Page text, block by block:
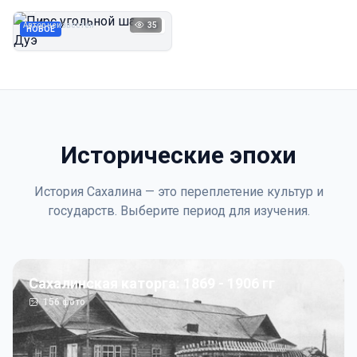
НОВОЕ 1923
Автор неизвестен 35
Исторические эпохи
История Сахалина — это переплетение культур и
государств. Выберите период для изучения.
Сахалинская каторга: 1869 - 1906 гг
156фото